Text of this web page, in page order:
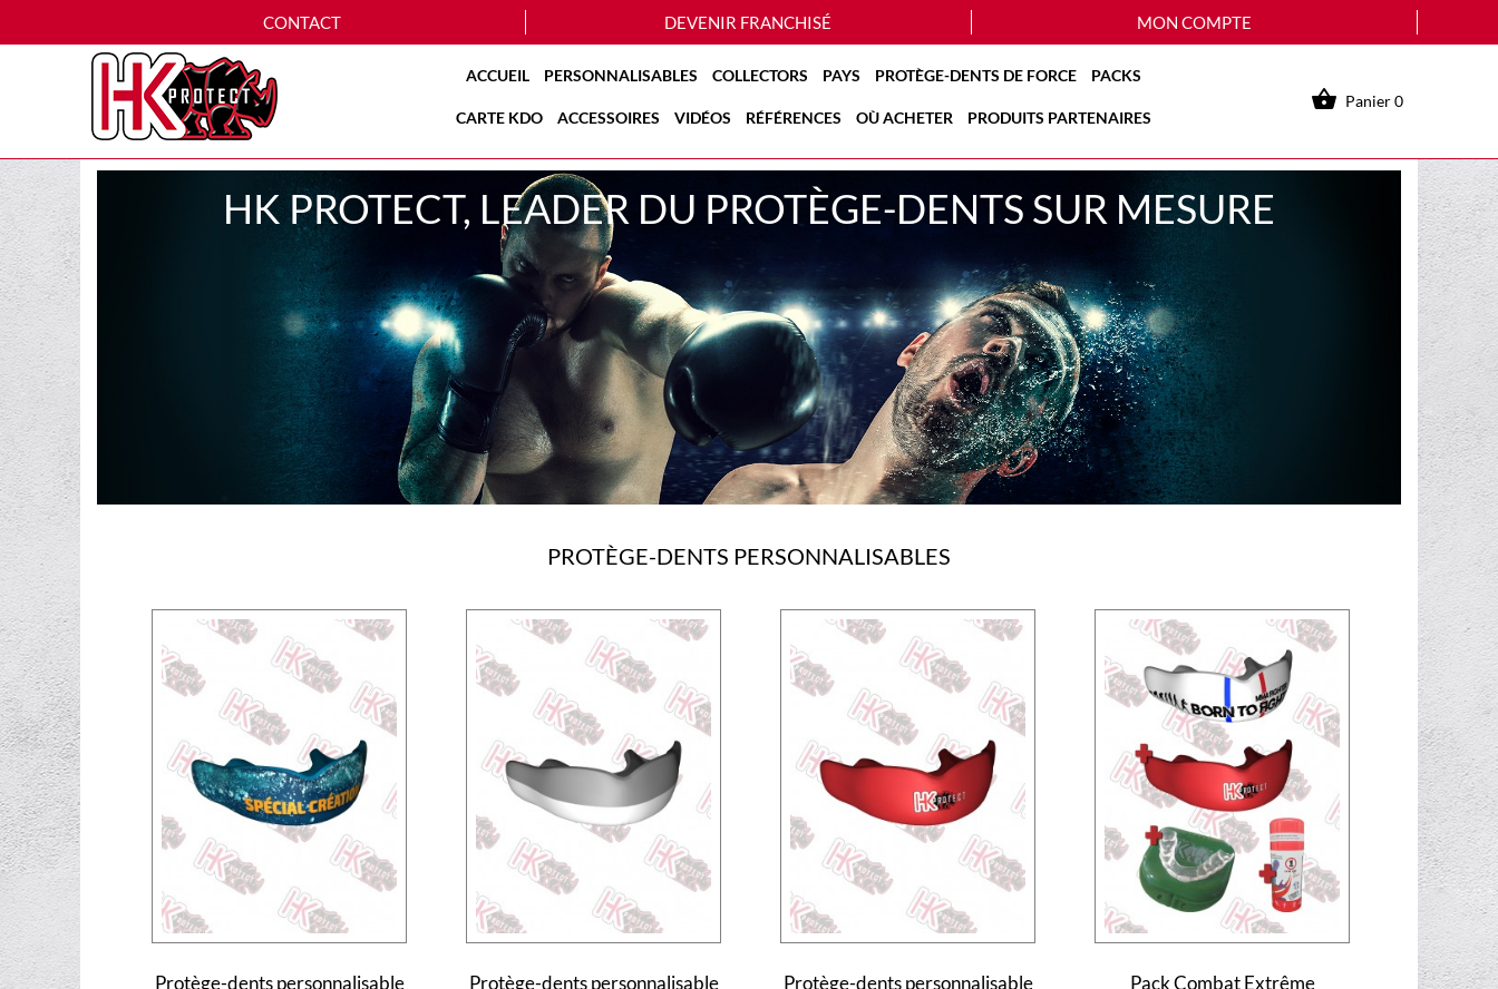
CONTACT DEVENIR FRANCHISÉ MON COMPTE
ACCUEIL PERSONNALISABLES COLLECTORS PAYS PROTÈGE-DENTS DE FORCE PACKS
CARTE KDO ACCESSOIRES VIDÉOS RÉFÉRENCES OÙ ACHETER PRODUITS PARTENAIRES
 Panier0
HK PROTECT, LEADER DU PROTÈGE-DENTS SUR MESURE
PROTÈGE-DENTS PERSONNALISABLES
Protège-dents personnalisable
Protège-dents personnalisable
Protège-dents personnalisable
Pack Combat Extrême